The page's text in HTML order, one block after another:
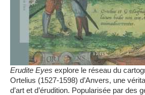
Erudite Eyes explore le réseau du
Ortelius (1527-1598) d’Anvers, une
d’art et d’érudition. Popularisée par des